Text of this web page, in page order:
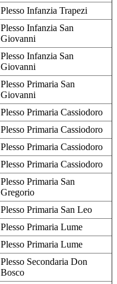
Plesso Infanzia Trapezi
Plesso Infanzia San
Giovanni
Plesso Infanzia San
Giovanni
Plesso Primaria San
Giovanni
Plesso Primaria Cassiodoro
Plesso Primaria Cassiodoro
Plesso Primaria Cassiodoro
Plesso Primaria Cassiodoro
Plesso Primaria San
Gregorio
Plesso Primaria San Leo
Plesso Primaria Lume
Plesso Primaria Lume
Plesso Secondaria Don
Bosco